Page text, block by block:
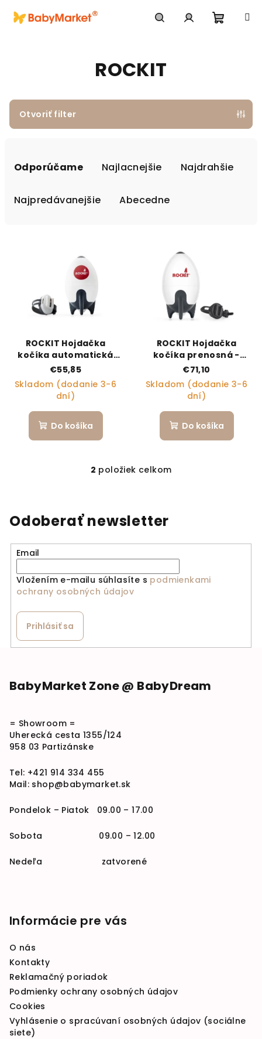
ROCKIT
Otvoriť filter
Odporúčame Najlacnejšie Najdrahšie
Najpredávanejšie Abecedne
ROCKIT Hojdačka
kočíka automatická
prenosná
€55,85
Skladom (dodanie 3-6
dní)
Do košíka
ROCKIT Hojdačka
kočíka prenosná -
nabíjacia
€71,10
Skladom (dodanie 3-6
dní)
Do košíka
Ovládacie prvky
2 položiek celkom
Odoberať newsletter
Email
Vložením e-mailu súhlasíte s podmienkami
ochrany osobných údajov
Prihlásiť sa
BabyMarket Zone @ BabyDream
= Showroom =
Uherecká cesta 1355/124
958 03 Partizánske
Tel: +421 914 334 455
Mail: shop@babymarket.sk
Pondelok – Piatok 09.00 – 17.00
Sobota 09.00 – 12.00
Nedeľa zatvorené
Informácie pre vás
O nás
Kontakty
Reklamačný poriadok
Podmienky ochrany osobných údajov
Cookies
Vyhlásenie o spracúvaní osobných údajov (sociálne
siete)